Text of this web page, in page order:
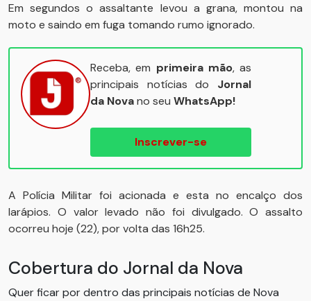
Em segundos o assaltante levou a grana, montou na
moto e saindo em fuga tomando rumo ignorado.
Receba, em primeira mão, as
principais notícias do Jornal
da Novano seu WhatsApp!
Inscrever-se
A Polícia Militar foi acionada e esta no encalço dos
larápios. O valor levado não foi divulgado. O assalto
ocorreu hoje (22), por volta das 16h25.
Cobertura do Jornal da Nova
Quer ficar por dentro das principais notícias de Nova